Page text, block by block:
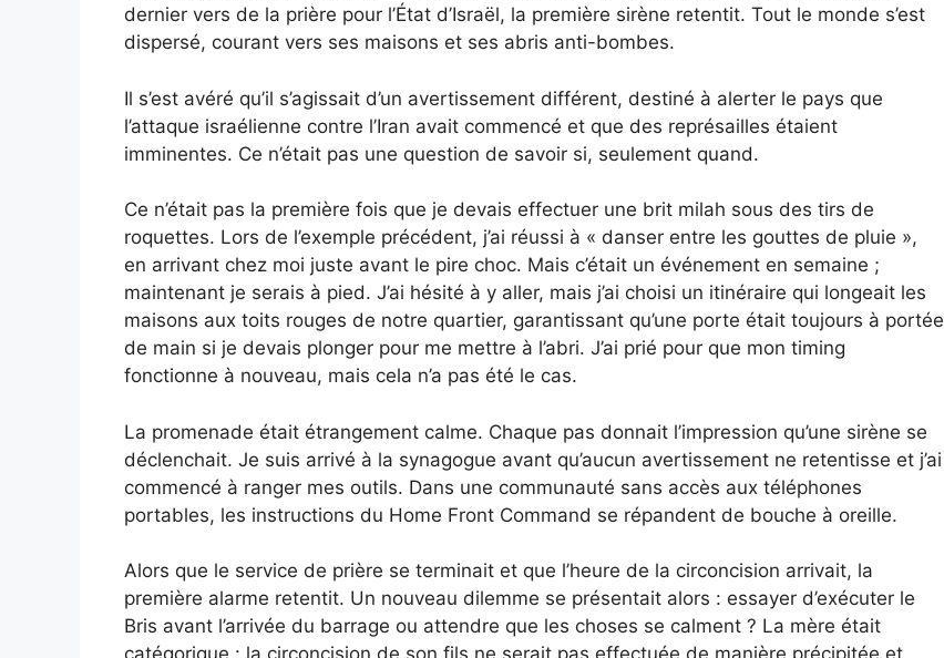
dernier vers de la prière pour l’État d’Israël, la première sirène retentit. Tout le monde s’est
dispersé, courant vers ses maisons et ses abris anti-bombes.
Il s’est avéré qu’il s’agissait d’un avertissement différent, destiné à alerter le pays que
l’attaque israélienne contre l’Iran avait commencé et que des représailles étaient
imminentes. Ce n’était pas une question de savoir si, seulement quand.
Ce n’était pas la première fois que je devais effectuer une brit milah sous des tirs de
roquettes. Lors de l’exemple précédent, j’ai réussi à « danser entre les gouttes de pluie »,
en arrivant chez moi juste avant le pire choc. Mais c’était un événement en semaine ;
maintenant je serais à pied. J’ai hésité à y aller, mais j’ai choisi un itinéraire qui longeait les
maisons aux toits rouges de notre quartier, garantissant qu’une porte était toujours à portée
de main si je devais plonger pour me mettre à l’abri. J’ai prié pour que mon timing
fonctionne à nouveau, mais cela n’a pas été le cas.
La promenade était étrangement calme. Chaque pas donnait l’impression qu’une sirène se
déclenchait. Je suis arrivé à la synagogue avant qu’aucun avertissement ne retentisse et j’ai
commencé à ranger mes outils. Dans une communauté sans accès aux téléphones
portables, les instructions du Home Front Command se répandent de bouche à oreille.
Alors que le service de prière se terminait et que l’heure de la circoncision arrivait, la
première alarme retentit. Un nouveau dilemme se présentait alors : essayer d’exécuter le
Bris avant l’arrivée du barrage ou attendre que les choses se calment ? La mère était